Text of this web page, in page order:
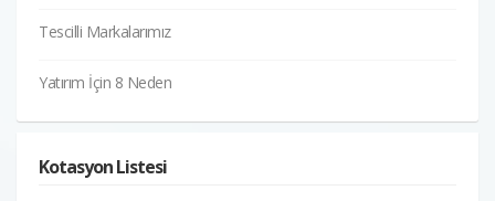
Tescilli Markalarımız
Yatırım İçin 8 Neden
Kotasyon Listesi